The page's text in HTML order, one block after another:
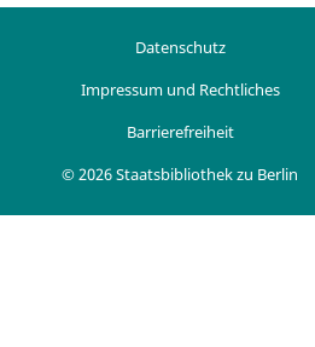
Datenschutz
Impressum und Rechtliches
Barrierefreiheit
© 2026 Staatsbibliothek zu Berlin